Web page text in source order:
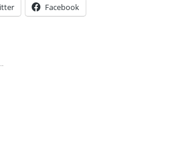
Facebook